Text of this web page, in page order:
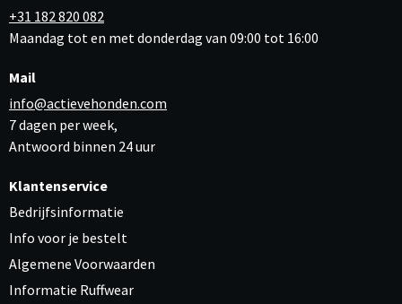
+31 182 820 082
Maandag tot en met donderdag van 09:00 tot 16:00
Mail
info@actievehonden.com
7 dagen per week,
Antwoord binnen 24 uur
Klantenservice
Bedrijfsinformatie
Info voor je bestelt
Algemene Voorwaarden
Informatie Ruffwear